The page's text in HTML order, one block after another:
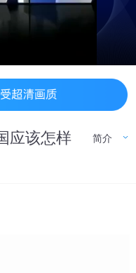
应该怎样
简介